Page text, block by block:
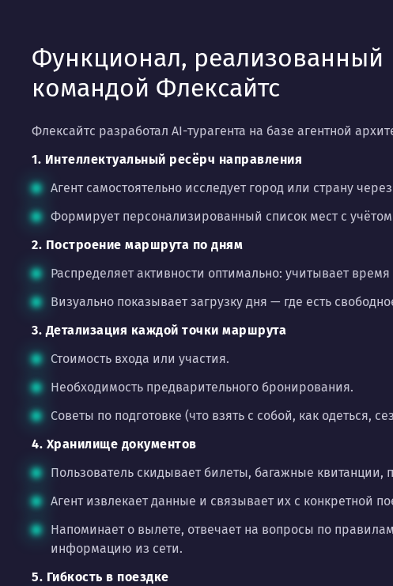
Функционал, реализованный
командой Флексайтс
Флексайтс разработал AI-турагента на базе агентной
1. Интеллектуальный ресёрч направления
Агент самостоятельно исследует город или страну
Формирует персонализированный список мест с
2. Построение маршрута по дням
Распределяет активности оптимально: учитывает
Визуально показывает загрузку дня — где есть
3. Детализация каждой точки маршрута
Стоимость входа или участия.
Необходимость предварительного бронирования.
Советы по подготовке (что взять с собой, как одеться,
4. Хранилище документов
Пользователь скидывает билеты, багажные квитанции,
Агент извлекает данные и связывает их с конкретной
Напоминает о вылете, отвечает на вопросы по
информацию из сети.
5. Гибкость в поездке